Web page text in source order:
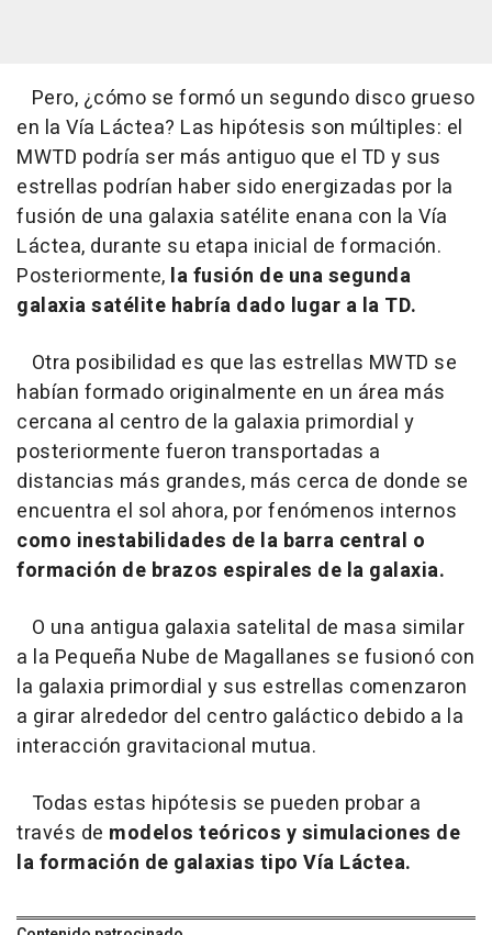
Pero, ¿cómo se formó un segundo disco grueso
en la Vía Láctea? Las hipótesis son múltiples: el
MWTD podría ser más antiguo que el TD y sus
estrellas podrían haber sido energizadas por la
fusión de una galaxia satélite enana con la Vía
Láctea, durante su etapa inicial de formación.
Posteriormente, la fusión de una segunda
galaxia satélite habría dado lugar a la TD.
Otra posibilidad es que las estrellas MWTD se
habían formado originalmente en un área más
cercana al centro de la galaxia primordial y
posteriormente fueron transportadas a
distancias más grandes, más cerca de donde se
encuentra el sol ahora, por fenómenos internos
como inestabilidades de la barra central o
formación de brazos espirales de la galaxia.
O una antigua galaxia satelital de masa similar
a la Pequeña Nube de Magallanes se fusionó con
la galaxia primordial y sus estrellas comenzaron
a girar alrededor del centro galáctico debido a la
interacción gravitacional mutua.
Todas estas hipótesis se pueden probar a
través de modelos teóricos y simulaciones de
la formación de galaxias tipo Vía Láctea.